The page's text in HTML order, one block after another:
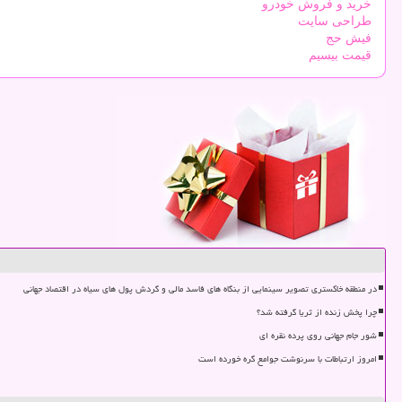
خرید و فروش خودرو
طراحی سایت
فیش حج
قیمت بیسیم
در منطقه خاکستری تصویر سینمایی از بنگاه های فاسد مالی و گردش پول های سیاه در اقتصاد جهانی
چرا پخش زنده از ثریا گرفته شد؟
شور جام جهانی روی پرده نقره ای
امروز ارتباطات با سرنوشت جوامع گره خورده است